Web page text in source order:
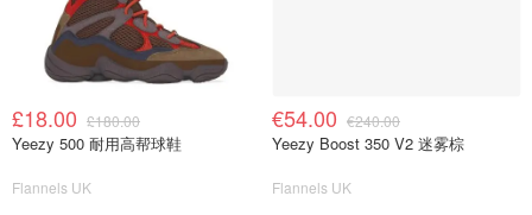
£18.00 £180.00
Yeezy 500 耐用高帮球鞋
Flannels UK
€54.00 €240.00
Yeezy Boost 350 V2 迷雾棕
Flannels UK